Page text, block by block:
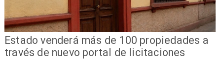
Estado venderá más de 100 propiedades a
través de nuevo portal de licitaciones